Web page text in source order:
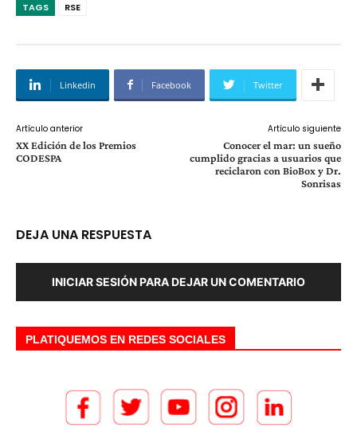
TAGS RSE
Linkedin Facebook Twitter
Artículo anterior
XX Edición de los Premios
CODESPA
Artículo siguiente
Conocer el mar: un sueño
cumplido gracias a usuarios que
reciclaron con BioBox y Dr.
Sonrisas
DEJA UNA RESPUESTA
INICIAR SESIÓN PARA DEJAR UN COMENTARIO
PLATIQUEMOS EN REDES SOCIALES